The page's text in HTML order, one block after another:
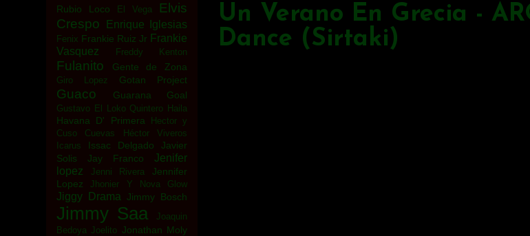
Un Verano En Grecia -
Dance (Sirtaki)
Rubio Loco
El Vega
Elvis
Crespo
Enrique Iglesias
Fenix Frankie Ruiz Jr Frankie
Vasquez
Freddy Kenton
Fulanito Gente de Zona
Giro Lopez Gotan Project
Guaco Guarana Goal
Gustavo El Loko Quintero Haila
Havana D' Primera
Hector y
Cuso Cuevas
Héctor Viveros
Icarus
Issac Delgado
Javier
Solis
Jay Franco
Jenifer
lopez
Jenni Rivera
Jennifer
Lopez
Jhonier Y Nova Glow
Jiggy Drama Jimmy Bosch
Jimmy Saa
Joaquin
Bedoya Joelito Jonathan Moly